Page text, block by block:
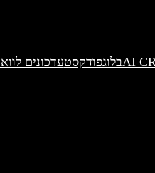
AIבלוגפודקסטעדכונים